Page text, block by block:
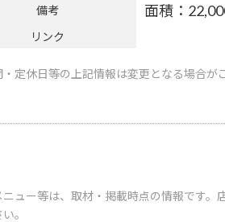
備考
面積：
リンク
・定休日等の上記情報は変更となる場合
ニュー等は、取材・掲載時点の情報です
。